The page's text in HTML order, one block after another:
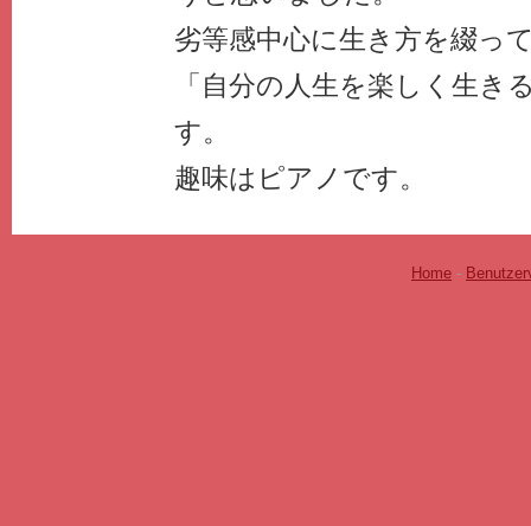
劣等感中心に生き方を綴っ
「自分の人生を楽しく生き
す。
趣味はピアノです。
Home -